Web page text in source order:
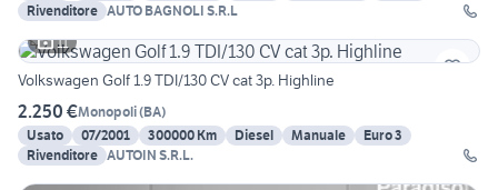
Rivenditore AUTO BAGNOLI S.R.L
11
Volkswagen Golf 1.9 TDI/130 CV cat 3p. Highline
2.250 €Monopoli(BA)
Usato
07/2001 300000 Km Diesel Manuale
Euro 3
Rivenditore AUTOIN S.R.L.